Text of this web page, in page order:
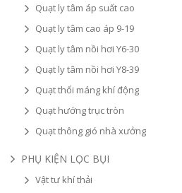
Quạt ly tâm áp suất cao
Quạt ly tâm cao áp 9-19
Quạt ly tâm nồi hơi Y6-30
Quạt ly tâm nồi hơi Y8-39
Quạt thổi máng khí động
Quạt hướng trục tròn
Quạt thông gió nhà xưởng
PHỤ KIỆN LỌC BỤI
Vật tư khí thải